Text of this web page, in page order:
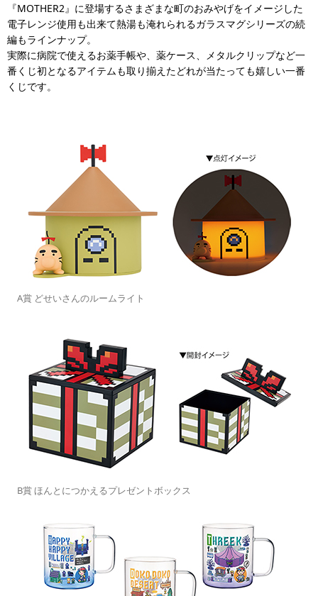
『MOTHER2』に登場するさまざまな町のおみやげをイメージした
電子レンジ使用も出来て熱湯も淹れられるガラスマグシリーズの続
編もラインナップ。
実際に病院で使えるお薬手帳や、薬ケース、メタルクリップなど一
番くじ初となるアイテムも取り揃えたどれが当たっても嬉しい一番
くじです。
A賞 どせいさんのルームライト
B賞 ほんとにつかえるプレゼントボックス